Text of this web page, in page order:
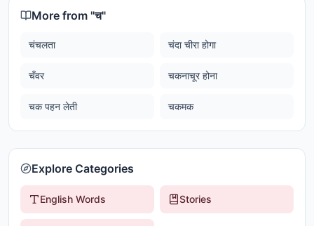
More from "च"
चंचलता चंदा चीरा होगा
चँवर चकनाचूर होना
चक पहन लेती चकमक
Explore Categories
English Words Stories